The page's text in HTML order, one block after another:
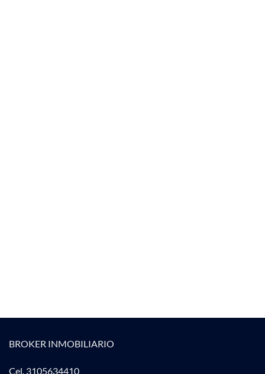
BROKER INMOBILIARIO
Cel. 3105634410